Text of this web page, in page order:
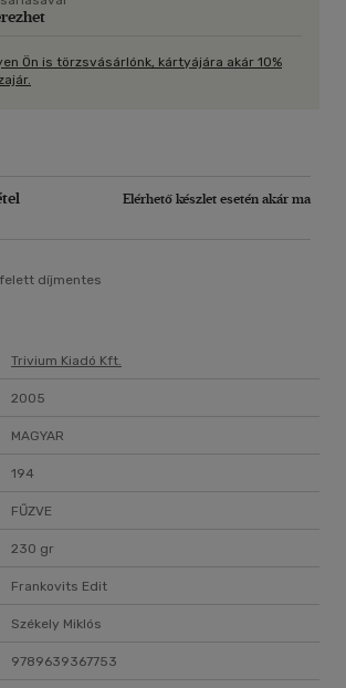
elbeszélő stílus.
Ön is törzsvásárlónk, kártyájára akár 10%
Elérhető készlet esetén akár ma
díjmentes
Trivium Kiadó Kft.
2005
MAGYAR
194
FŰZVE
230 gr
Frankovits Edit
Székely Miklós
9789639367753